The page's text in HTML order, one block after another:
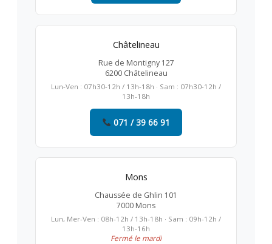
Châtelineau
Rue de Montigny 127
6200 Châtelineau
Lun-Ven : 07h30-12h / 13h-18h · Sam : 07h30-12h /
13h-18h
071 / 39 66 91
Mons
Chaussée de Ghlin 101
7000 Mons
Lun, Mer-Ven : 08h-12h / 13h-18h · Sam : 09h-12h /
13h-16h
Fermé le mardi